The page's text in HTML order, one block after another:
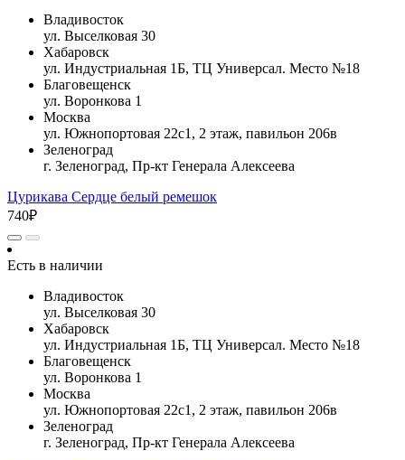
Владивосток
ул. Выселковая 30
Хабаровск
ул. Индустриальная 1Б, ТЦ Универсал. Место №18
Благовещенск
ул. Воронкова 1
Москва
ул. Южнопортовая 22с1, 2 этаж, павильон 206в
Зеленоград
г. Зеленоград, Пр-кт Генерала Алексеева
Цурикава Сердце белый ремешок
740₽
Есть в наличии
Владивосток
ул. Выселковая 30
Хабаровск
ул. Индустриальная 1Б, ТЦ Универсал. Место №18
Благовещенск
ул. Воронкова 1
Москва
ул. Южнопортовая 22с1, 2 этаж, павильон 206в
Зеленоград
г. Зеленоград, Пр-кт Генерала Алексеева